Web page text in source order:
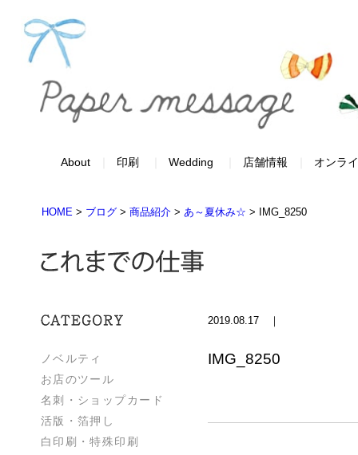
About 印刷 Wedding 店舗情報 オンラ
HOME > ブログ > 商品紹介 > あ～夏休み☆ > IMG_8250
ノベルティ
お店のツール
名刺・ショップカード
活版・箔押し
白印刷・特殊印刷
2019.08.17 ｜
IMG_8250